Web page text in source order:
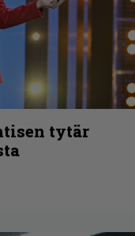
tytär